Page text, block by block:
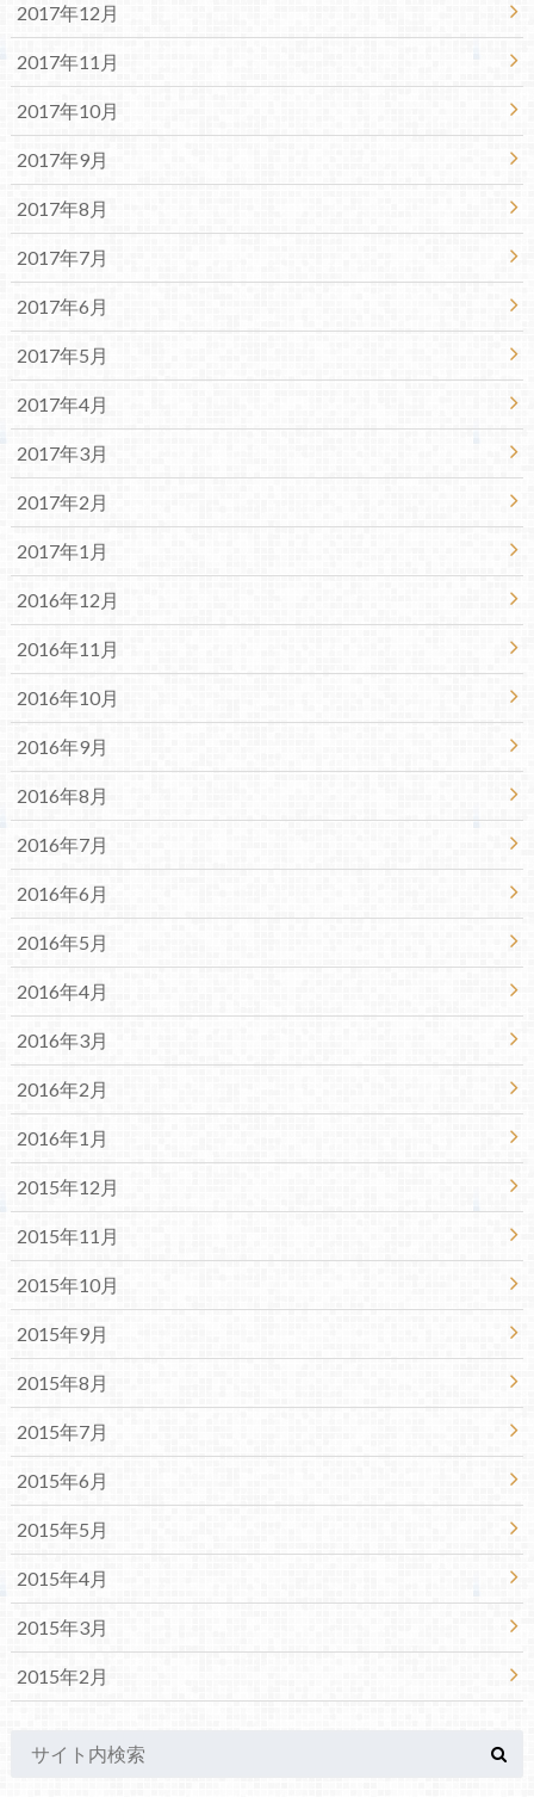
2017年12月
2017年11月
2017年10月
2017年9月
2017年8月
2017年7月
2017年6月
2017年5月
2017年4月
2017年3月
2017年2月
2017年1月
2016年12月
2016年11月
2016年10月
2016年9月
2016年8月
2016年7月
2016年6月
2016年5月
2016年4月
2016年3月
2016年2月
2016年1月
2015年12月
2015年11月
2015年10月
2015年9月
2015年8月
2015年7月
2015年6月
2015年5月
2015年4月
2015年3月
2015年2月